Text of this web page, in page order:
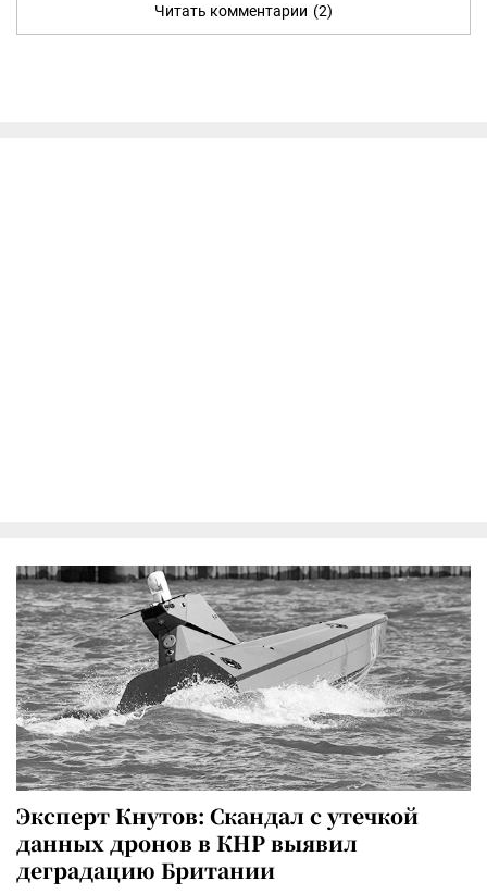
Читать комментарии (2)
Эксперт Кнутов: Скандал с утечкой
данных дронов в КНР выявил
деградацию Британии